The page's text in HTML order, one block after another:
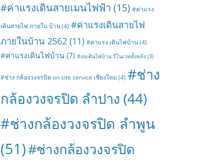
#ค่าแรงเดินสายเมนไฟฟ้า (15) #ค่าแรง
เดินสายไฟ ภายใน บ้าน(4) #ค่าแรงเดินสายไฟ
ภายในบ้าน 2562 (11) #ค่าแรง เดินไฟบ้าน(4)
#ค่าแรงเดินไฟบ้าน(7) #งบเดินไฟบ้าน รีโนเวททั้งหลัง (3)
#ช่าง กล้องวงจรปิด on site service เชียงใหม่ (4) #ช่าง
กล้องวงจรปิด ลำปาง (44)
#ช่างกล้องวงจรปิด ลำพูน
(51)#ช่างกล้องวงจรปิด